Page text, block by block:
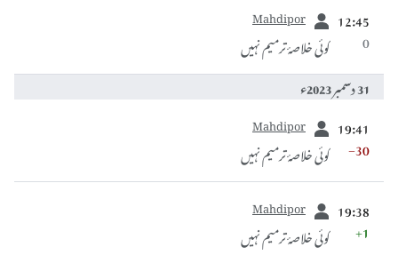
12:45
Mahdipor
0 کوئی خلاصۂ ترمیم نہیں
31 دسمبر 2023ء
19:41
Mahdipor
−30 کوئی خلاصۂ ترمیم نہیں
19:38
Mahdipor
+1 کوئی خلاصۂ ترمیم نہیں